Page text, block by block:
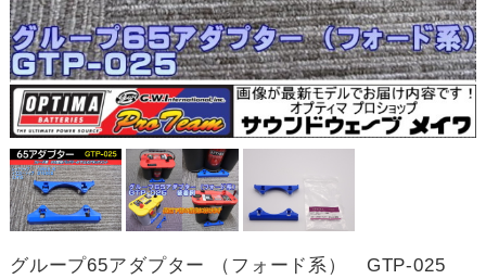
グループ65アダプター （フォード系） GTP-025